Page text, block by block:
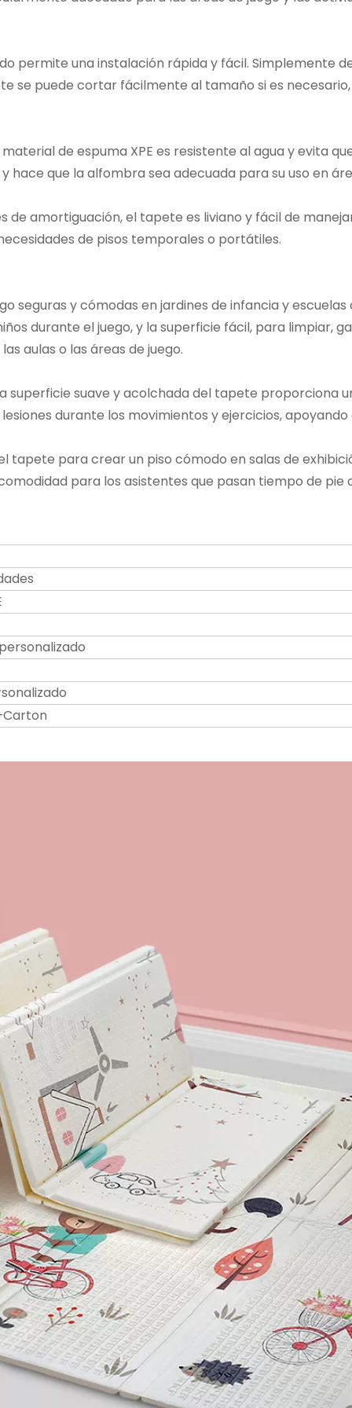
permite una instalación rápida y fácil. Simplemente
se puede cortar fácilmente al tamaño si es
material de espuma XPE es resistente al agua y evita
hace que la alfombra sea adecuada para su uso en
de amortiguación, el tapete es liviano y fácil de
de pisos temporales o portátiles.
seguras y cómodas en jardines de infancia y
durante el juego, y la superficie fácil, para limpiar,
aulas o las áreas de juego.
superficie suave y acolchada del tapete proporciona
durante los movimientos y ejercicios,
tapete para crear un piso cómodo en salas de
para los asistentes que pasan tiempo de